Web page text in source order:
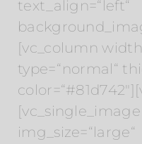
text_align=“left“
[vc_column
type=“normal“
[vc_single_image
img_size=“large“